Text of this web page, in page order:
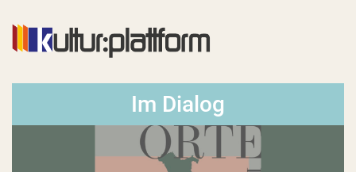
Im Dialog